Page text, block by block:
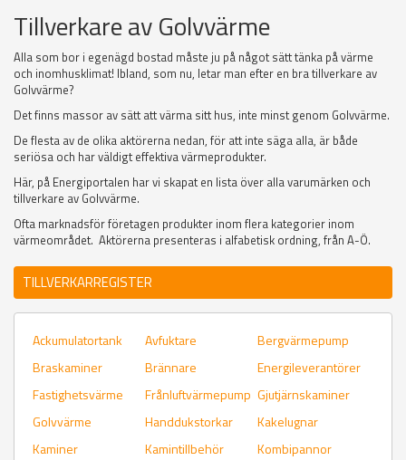
Tillverkare av Golvvärme
Alla som bor i egenägd bostad måste ju på något sätt tänka på värme
och inomhusklimat! Ibland, som nu, letar man efter en bra tillverkare av
Golvvärme?
Det finns massor av sätt att värma sitt hus, inte minst genom Golvvärme.
De flesta av de olika aktörerna nedan, för att inte säga alla, är både
seriösa och har väldigt effektiva värmeprodukter.
Här, på Energiportalen har vi skapat en lista över alla varumärken och
tillverkare av Golvvärme.
Ofta marknadsför företagen produkter inom flera kategorier inom
värmeområdet. Aktörerna presenteras i alfabetisk ordning, från A-Ö.
TILLVERKARREGISTER
Ackumulatortank Avfuktare
Bergvärmepump
Braskaminer
Brännare
Energileverantörer
Fastighetsvärme
Frånluftvärmepump Gjutjärnskaminer
Golvvärme
Handdukstorkar
Kakelugnar
Kaminer
Kamintillbehör
Kombipannor